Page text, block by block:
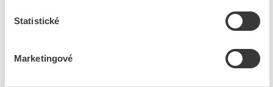
Statistické
Marketingové